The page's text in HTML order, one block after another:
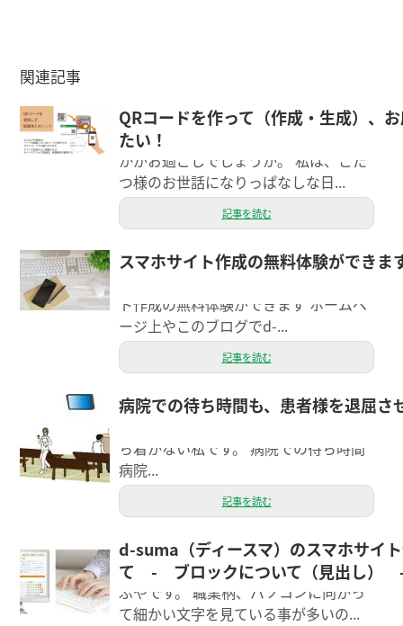
関連記事
QRコードを作って（作成・生成）、
たい！
こんにちは。ウェブ担当の吉田です＾
＾ 寒い日が続きますが、みなさまはい
かがお過ごしでしょうか。 私は、こた
つ様のお世話になりっぱなしな日...
記事を読む
スマホサイト作成の無料体験ができま
今日はd-suma（ディースマ）の無料体
ト作成の無料体験ができます ホームペ
ージ上やこのブログでd-...
記事を読む
病院での待ち時間も、患者様を退屈さ
こんにちは。 エクシー経理担当の細谷
ち着かない私です。 病院での待ち時間
病院...
記事を読む
d-suma（ディースマ）のスマホサイ
て - ブロックについて（見出し）
こんにちは。 お客さまの大事なホーム
ページを管理させていただいているし
ぶやです。 職業柄、パソコンに向かっ
て細かい文字を見ている事が多いの...